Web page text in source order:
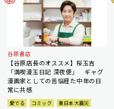
谷原書店
【谷原店長のオススメ】桜玉吉
「満喫漫玉日記 深夜便」 ギャグ
漫画家としての苦悩経た中年の日
常に共感
愛でる コミック
東日本大震災